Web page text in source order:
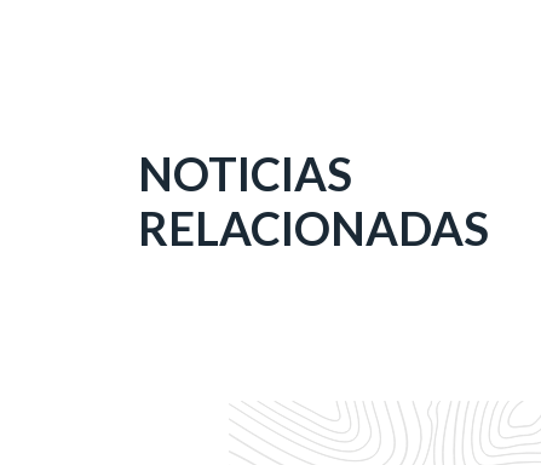
NOTICIAS
RELACIONADAS